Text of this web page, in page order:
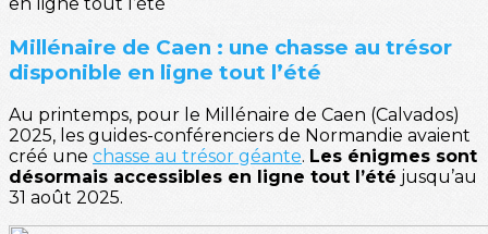
Millénaire de Caen : une chasse au trésor
disponible en ligne tout l’été
Au printemps, pour le Millénaire de Caen (Calvados)
2025, les guides-conférenciers de Normandie avaient
créé une chasse au trésor géante. Les énigmes sont
désormais accessibles en ligne tout l’été jusqu’au
31 août 2025.